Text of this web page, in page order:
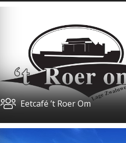
Eetcafé ’t Roer Om